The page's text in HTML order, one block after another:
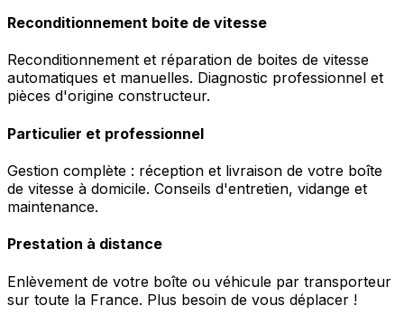
Reconditionnement boite de vitesse
Reconditionnement et réparation de boites de vitesse
automatiques et manuelles. Diagnostic professionnel et
pièces d'origine constructeur.
Particulier et professionnel
Gestion complète : réception et livraison de votre boîte
de vitesse à domicile. Conseils d'entretien, vidange et
maintenance.
Prestation à distance
Enlèvement de votre boîte ou véhicule par transporteur
sur toute la France. Plus besoin de vous déplacer !